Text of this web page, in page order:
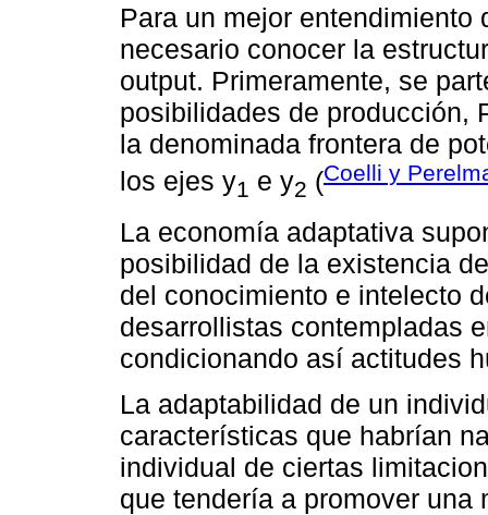
Para un mejor
necesario conocer la
output. Primeramente, se
posibilidades de producción,
la denominada frontera de
los ejes y1 e y2 (Coelli y
La economía adaptativa
posibilidad de la existencia
del conocimiento e intelecto
desarrollistas contempladas
condicionando así actitudes
La adaptabilidad de un
características que habrían
individual de ciertas
que tendería a promover